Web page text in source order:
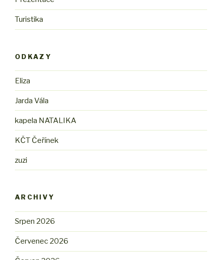
Turistika
ODKAZY
Eliza
Jarda Vála
kapela NATALIKA
KČT Čeřínek
zuzi
ARCHIVY
Srpen 2026
Červenec 2026